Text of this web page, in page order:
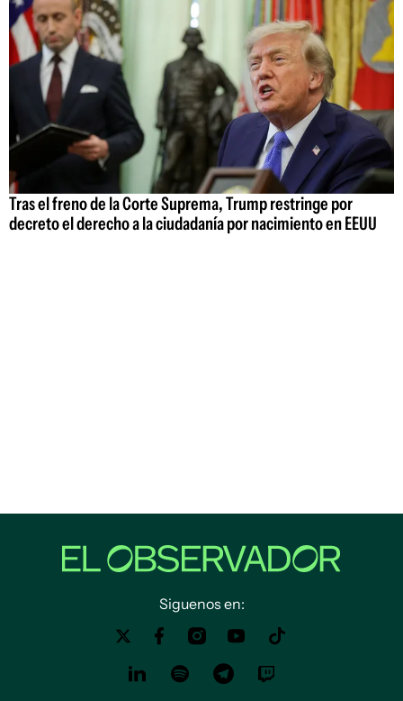
Tras el freno de la Corte Suprema, Trump restringe por
decreto el derecho a la ciudadanía por nacimiento en EEUU
Siguenos en: